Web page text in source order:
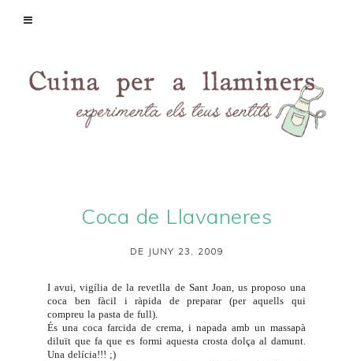
Coca de Llavaneres
DE JUNY 23, 2009
I avui, vigília de la revetlla de Sant Joan, us proposo una
coca ben fàcil i ràpida de preparar (per aquells qui
compreu la pasta de full).
És una coca farcida de crema, i napada amb un massapà
diluït que fa que es formi aquesta crosta dolça al damunt.
Una delícia!!! ;)